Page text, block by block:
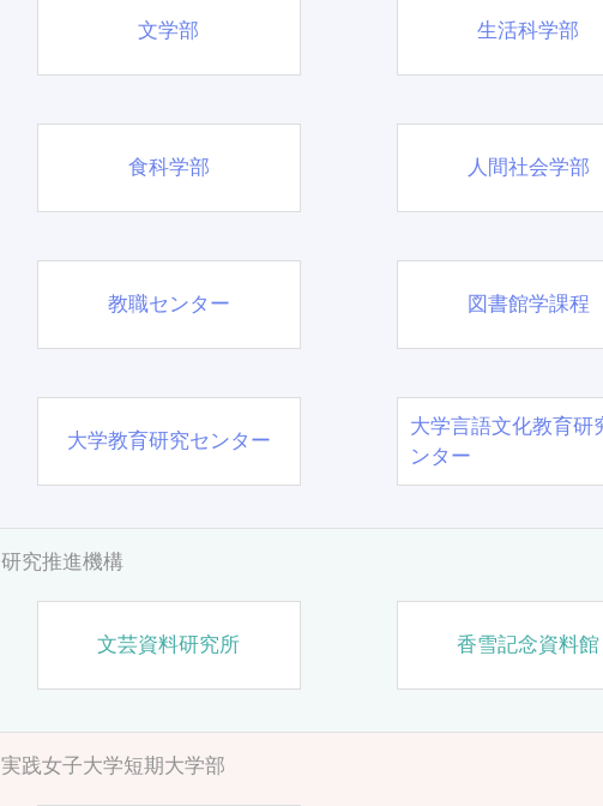
文学部 生活科学部
食科学部 人間社会学部
教職センター 図書館学課程
大学教育研究センター
大学言語文化教育研
ンター
研究推進機構
文芸資料研究所 香雪記念資料館
実践女子大学短期大学部